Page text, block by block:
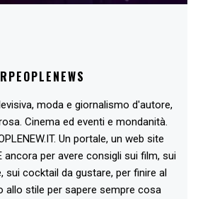
moda e giornalismo d'autore,
Cinema ed eventi e mondanità.
Un portale, un web site
ancora per avere consigli sui film, sui
sui cocktail da gustare, per finire al
allo stile per sapere sempre cosa